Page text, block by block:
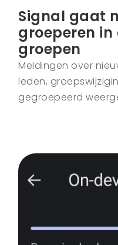
Signal gaat
groeperen in
groepen
Meldingen over
leden,
gegroepeerd